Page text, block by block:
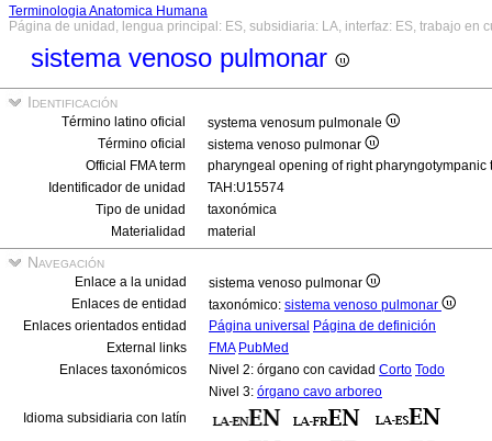
Terminologia Anatomica Humana
Página de unidad, lengua principal: ES, subsidiaria: LA, interfaz: ES, trabajo en
sistema venoso pulmonar
Identificación
Término latino oficial
systema venosum pulmonale
Término oficial
sistema venoso pulmonar
Official FMA term
pharyngeal opening of right pharyngotympanic
Identificador de unidad
TAH:U15574
Tipo de unidad
taxonómica
Materialidad
material
Navegación
Enlace a la unidad
sistema venoso pulmonar
Enlaces de entidad
taxonómico: sistema venoso pulmonar
Enlaces orientados entidad
Página universal Página de definición
External links
FMA PubMed
Enlaces taxonómicos
Nivel 2: órgano con cavidad Corto Todo
Nivel 3: órgano cavo arboreo
Idioma subsidiaria con latín